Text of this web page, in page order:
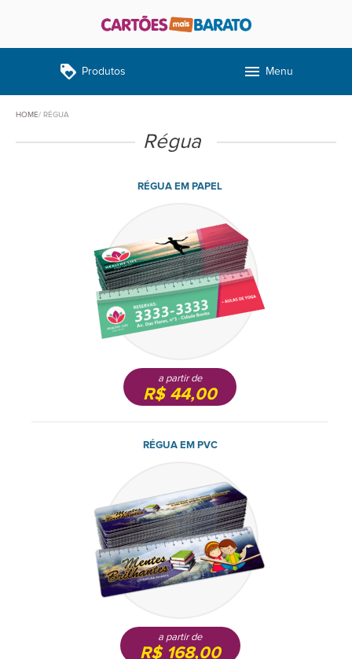
loyalty Produtos menu Menu
HOME RÉGUA
Régua
RÉGUA EM PAPEL
a partir de
R$ 44,00
RÉGUA EM PVC
a partir de
R$ 168,00